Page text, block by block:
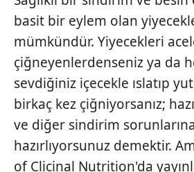
basit bir eylem olan
mümkündür. Yiyecekleri
çiğneyenlerdenseniz ya da
sevdiğiniz içecekle ıslatıp
birkaç kez çiğniyorsanız;
ve diğer sindirim
hazırlıyorsunuz demektir.
of Clicinal Nutrition'da